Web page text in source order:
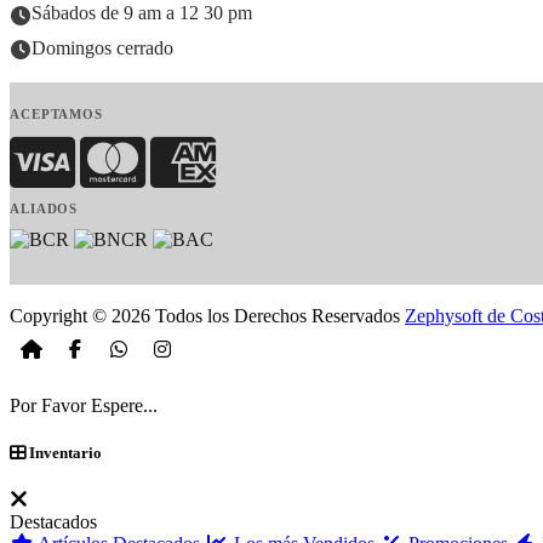
Sábados de 9 am a 12 30 pm
Domingos cerrado
ACEPTAMOS
Visa MasterCardAmerican Express
ALIADOS
Copyright © 2026 Todos los Derechos Reservados Zephysoft de
Por Favor Espere...
Inventario
Destacados